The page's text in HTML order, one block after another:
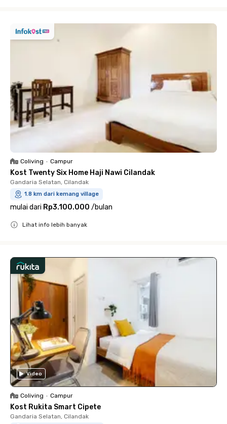
Coliving • Campur
Kost Twenty Six Home Haji Nawi Cilandak
Gandaria Selatan, Cilandak
1.8 km dari kemang village
mulai dari Rp3.100.000 /bulan
Lihat info lebih banyak
Video
Coliving • Campur
Kost Rukita Smart Cipete
Gandaria Selatan, Cilandak